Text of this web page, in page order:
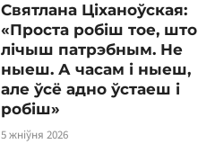
Святлана Ціханоўская:
«Проста робіш тое, што
лічыш патрэбным. Не
ныеш. А часам і ныеш,
але ўсё адно ўстаеш і
робіш»
5 жніўня 2026